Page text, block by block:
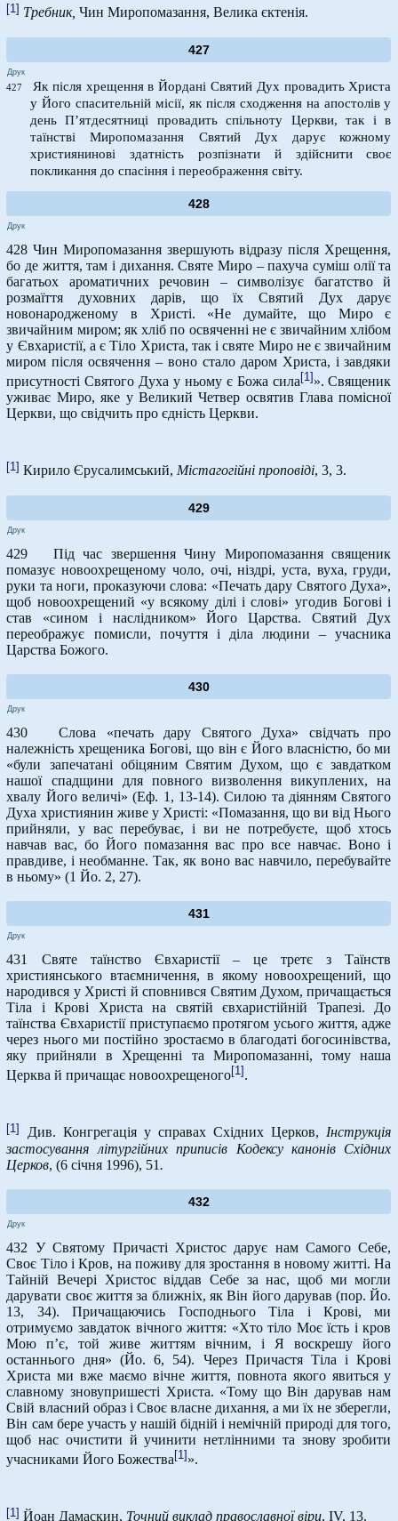
[1] Требник,Чин Миропомазання, Велика єктенія.
427
Друк
427
Як після хрещення в Йордані Святий Дух провадить Христа
у Його спасительній місії, як після сходження на апостолів у
день П’ятдесятниці провадить спільноту Церкви, так і в
таїнстві Миропомазання Святий Дух дарує кожному
християнинові здатність розпізнати й здійснити своє
покликання до спасіння і переображення світу.
428
Друк
428 Чин Миропомазання звершують відразу після Хрещення,
бо де життя, там і дихання. Святе Миро – пахуча суміш олії та
багатьох ароматичних речовин – символізує багатство й
розмаїття духовних дарів, що їх Святий Дух дарує
новонародженому в Христі. «Не думайте, що Миро є
звичайним миром; як хліб по освяченні не є звичайним хлібом
у Євхаристії, а є Тіло Христа, так і святе Миро не є звичайним
миром після освячення – воно стало даром Христа, і завдяки
присутності Святого Духа у ньому є Божа сила [1] ». Священик
уживає Миро, яке у Великий Четвер освятив Глава помісної
Церкви, що свідчить про єдність Церкви.
[1] Кирило Єрусалимський,Містагогійні проповіді, 3, 3.
429
Друк
429 Під час звершення Чину Миропомазання священик
помазує новоохрещеному чоло, очі, ніздрі, уста, вуха, груди,
руки та ноги, проказуючи слова: «Печать дару Святого Духа»,
щоб новоохрещений «у всякому ділі і слові» угодив Богові і
став «сином і наслідником» Його Царства. Святий Дух
переображує помисли, почуття і діла людини – учасника
Царства Божого.
430
Друк
430 Слова «печать дару Святого Духа» свідчать про
належність хрещеника Богові, що він є Його власністю, бо ми
«були запечатані обіцяним Святим Духом, що є завдатком
нашої спадщини для повного визволення викуплених, на
хвалу Його величі» (Еф. 1, 13-14). Силою та діянням Святого
Духа християнин живе у Христі: «Помазання, що ви від Нього
прийняли, у вас перебуває, і ви не потребуєте, щоб хтось
навчав вас, бо Його помазання вас про все навчає. Воно і
правдиве, і необманне. Так, як воно вас навчило, перебувайте
в ньому» (1 Йо. 2, 27).
431
Друк
431 Святе таїнство Євхаристії – це третє з Таїнств
християнського втаємничення, в якому новоохрещений, що
народився у Христі й сповнився Святим Духом, причащається
Тіла і Крові Христа на святій євхаристійній Трапезі. До
таїнства Євхаристії приступаємо протягом усього життя, адже
через нього ми постійно зростаємо в благодаті богосинівства,
яку прийняли в Хрещенні та Миропомазанні, тому наша
Церква й причащає новоохрещеного[1] .
[1] Див. Конгрегація у справах Східних Церков,Інструкція
застосування літургійних приписів Кодексу канонів Східних
Церков, (6 січня 1996), 51.
432
Друк
432 У Святому Причасті Христос дарує нам Самого Себе,
Своє Тіло і Кров, на поживу для зростання в новому житті. На
Тайній Вечері Христос віддав Себе за нас, щоб ми могли
дарувати своє життя за ближніх, як Він його дарував (пор. Йо.
13, 34). Причащаючись Господнього Тіла і Крові, ми
отримуємо завдаток вічного життя: «Хто тіло Моє їсть і кров
Мою п’є, той живе життям вічним, і Я воскрешу його
останнього дня» (Йо. 6, 54). Через Причастя Тіла і Крові
Христа ми вже маємо вічне життя, повнота якого явиться у
славному зновупришесті Христа. «Тому що Він дарував нам
Свій власний образ і Своє власне дихання, а ми їх не зберегли,
Він сам бере участь у нашій бідній і немічній природі для того,
щоб нас очистити й учинити нетлінними та знову зробити
учасниками Його Божества [1] ».
[1] Йоан Дамаскин, Точний виклад православної віри, IV, 13.